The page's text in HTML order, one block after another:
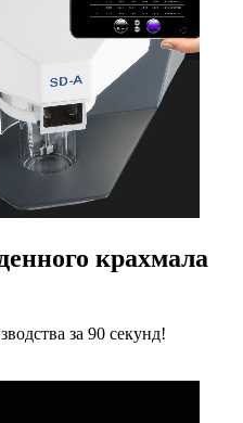
крахмала
за 90 секунд!